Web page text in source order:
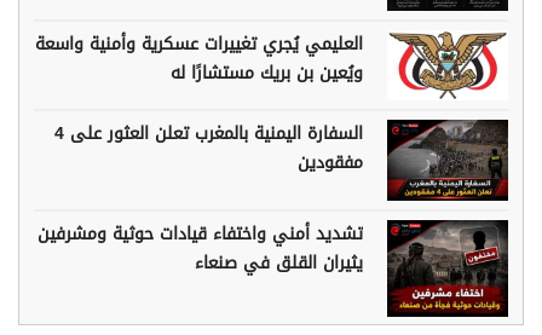
العليمي يُجري تغييرات عسكرية وأمنية واسعة
ويُعين بن بريك مستشارًا له
السفارة اليمنية بالمغرب تعلن العثور على 4
مفقودين
تشديد أمني واختفاء قيادات حوثية ومشرفين
يثيران القلق في صنعاء